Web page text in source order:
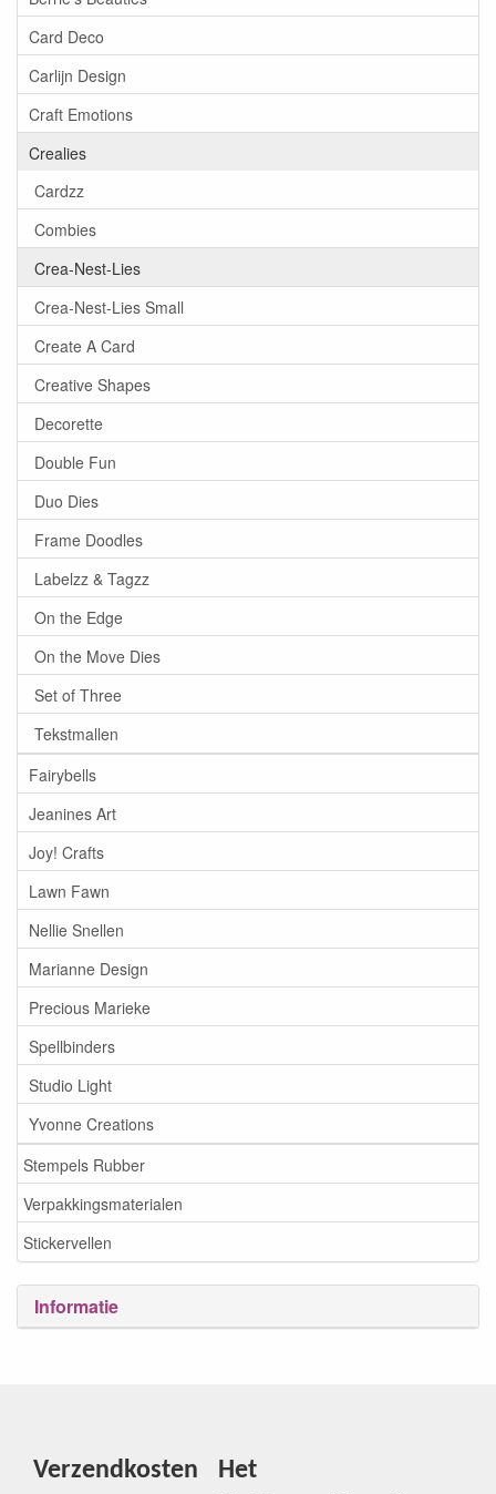
Card Deco
Carlijn Design
Craft Emotions
Crealies
Cardzz
Combies
Crea-Nest-Lies
Crea-Nest-Lies Small
Create A Card
Creative Shapes
Decorette
Double Fun
Duo Dies
Frame Doodles
Labelzz & Tagzz
On the Edge
On the Move Dies
Set of Three
Tekstmallen
Fairybells
Jeanines Art
Joy! Crafts
Lawn Fawn
Nellie Snellen
Marianne Design
Precious Marieke
Spellbinders
Studio Light
Yvonne Creations
Stempels Rubber
Verpakkingsmaterialen
Stickervellen
Informatie
Verzendkosten
Het